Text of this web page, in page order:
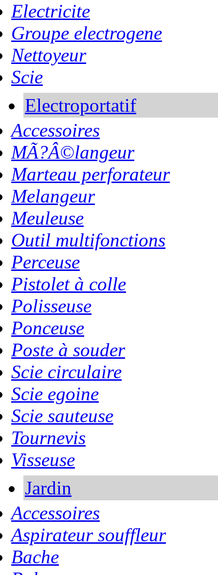
Electricite
Groupe electrogene
Nettoyeur
Scie
Electroportatif
Accessoires
MÃ?Â©langeur
Marteau perforateur
Melangeur
Meuleuse
Outil multifonctions
Perceuse
Pistolet à colle
Polisseuse
Ponceuse
Poste à souder
Scie circulaire
Scie egoine
Scie sauteuse
Tournevis
Visseuse
Jardin
Accessoires
Aspirateur souffleur
Bache